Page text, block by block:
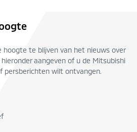
hoogte te blijven van het nieuws over
aangeven of u de Mitsubishi
persberichten wilt ontvangen.